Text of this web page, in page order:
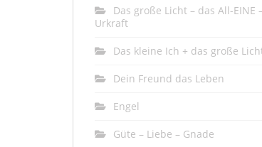
Das große Licht – das All-EINE
Urkraft
Das kleine Ich + das große
Dein Freund das Leben
Engel
Güte – Liebe – Gnade